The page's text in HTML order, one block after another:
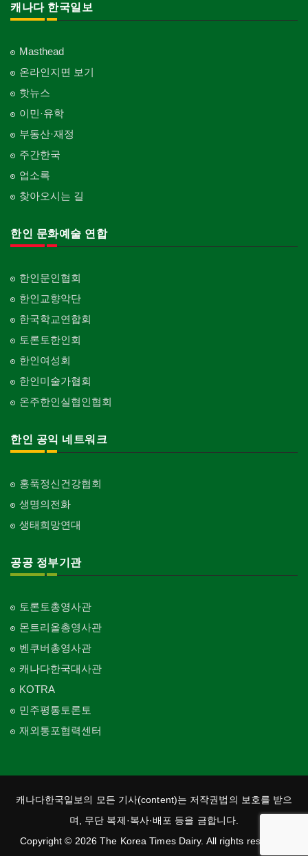
캐나다 한국일보
Masthead
온라인지면 보기
핫뉴스
이민·유학
부동산·재정
주간한국
업소록
찾아오시는 길
한인 문화예술 연합
한인문인협회
한인교향악단
한국학교연합회
토론토한인회
한인여성회
한인미술가협회
온주한인실협인협회
한인 공익 네트워크
홍푹정신건강협회
생명의전화
생태희망연대
공공 정부기관
토론토총영사관
몬트리올총영사관
벤쿠버총영사관
캐나다한국대사관
KOTRA
민주평통토론토
재외통포협력센터
캐나다한국일보의 모든 기사(content)는 저작권법의 보호를 받으
며, 무단 복제·복사·배포 등을 금합니다.
Copyright © 2026 The Korea Times Dairy. All rights reserved.